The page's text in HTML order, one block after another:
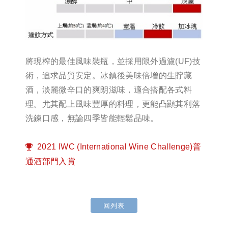
將現榨的最佳風味裝瓶，並採用限外過濾(UF)技
術，追求品質安定。冰鎮後美味倍增的生貯藏
酒，淡麗微辛口的爽朗滋味，適合搭配各式料
理。尤其配上風味豐厚的料理，更能凸顯其利落
洗鍊口感，無論四季皆能輕鬆品味。
2021 IWC (International Wine Challenge)普
通酒部門入賞
回列表